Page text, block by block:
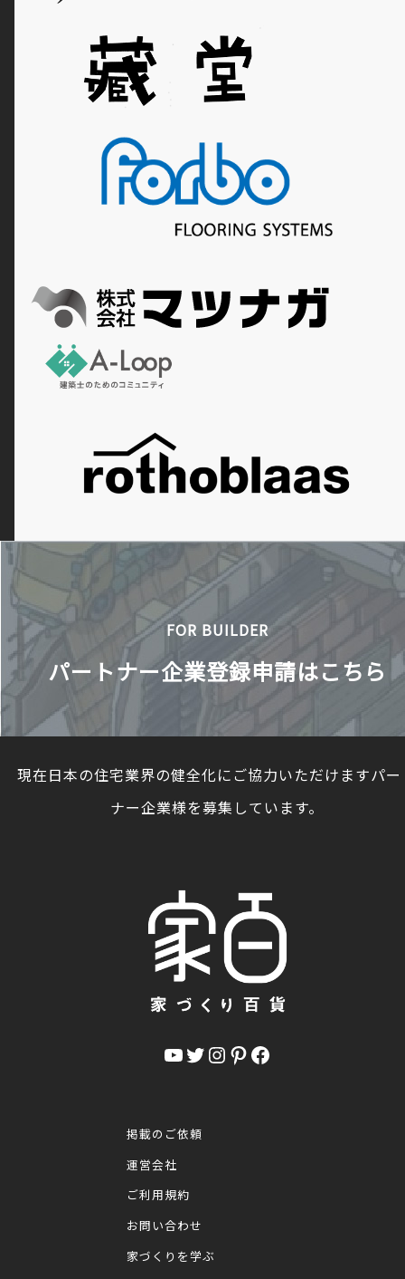
FOR BUILDER
パートナー企業登録申請はこちら
現在日本の住宅業界の健全化にご協力いただけますパ
ナー企業様を募集しています。
YouTube Twitter InstagramPinterest Facebook
掲載のご依頼
運営会社
ご利用規約
お問い合わせ
家づくりを学ぶ